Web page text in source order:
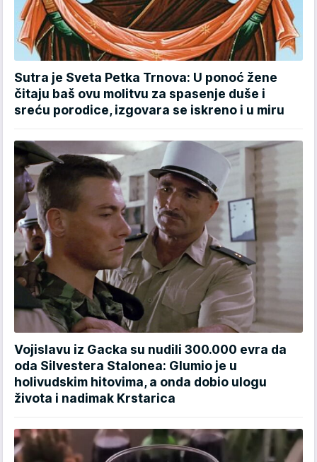
Sutra je Sveta Petka Trnova: U ponoć žene
čitaju baš ovu molitvu za spasenje duše i
sreću porodice, izgovara se iskreno i u miru
Vojislavu iz Gacka su nudili 300.000 evra da
oda Silvestera Stalonea: Glumio je u
holivudskim hitovima, a onda dobio ulogu
života i nadimak Krstarica